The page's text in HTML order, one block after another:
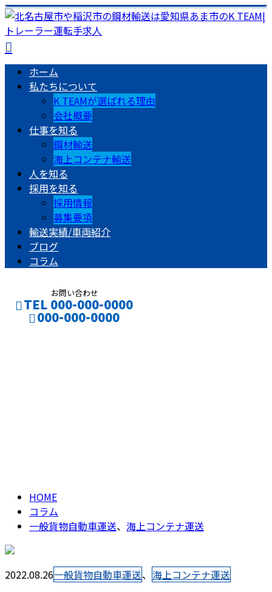
ホーム
私たちについて
K TEAMが選ばれる理由
会社概要
仕事を知る
鋼材輸送
海上コンテナ輸送
人を知る
採用を知る
採用情報
募集要項
輸送実績/車両紹介
ブログ
コラム
お問い合わせ
TEL 000-000-0000
000-000-0000
HOME
コラム
一般貨物自動車運送、 海上コンテナ運送
2022.08.26一般貨物自動車運送、 海上コンテナ運送